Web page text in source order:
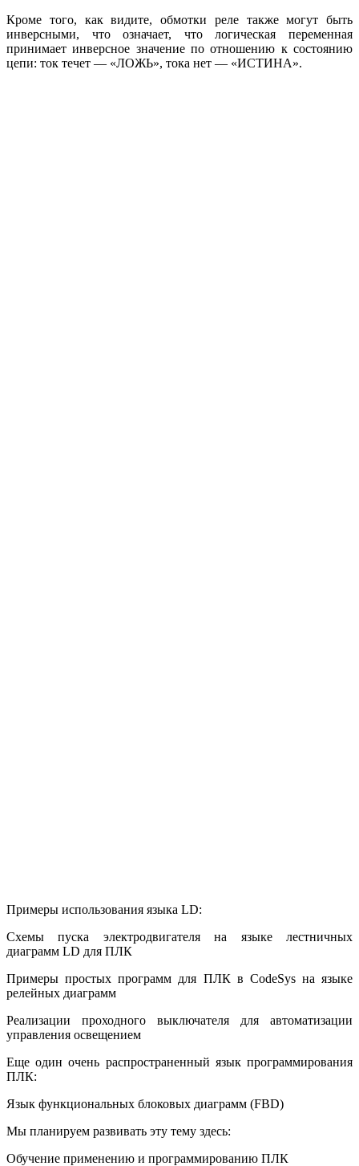
Кроме того, как видите, обмотки реле также могут быть
инверсными, что означает, что логическая переменная
принимает инверсное значение по отношению к состоянию
цепи: ток течет — «ЛОЖЬ», тока нет — «ИСТИНА».
Примеры использования языка LD:
Схемы пуска электродвигателя на языке лестничных
диаграмм LD для ПЛК
Примеры простых программ для ПЛК в CodeSys на языке
релейных диаграмм
Реализации проходного выключателя для автоматизации
управления освещением
Еще один очень распространенный язык программирования
ПЛК:
Язык функциональных блоковых диаграмм (FBD)
Мы планируем развивать эту тему здесь:
Обучение применению и программированию ПЛК